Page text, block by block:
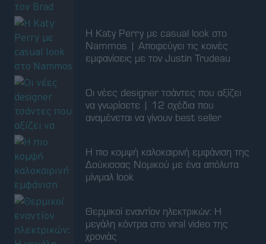
Η Katy Perry με casual look στo
Nammos | Aποφεύγει τις κοινές
εμφανίσεις με τον Justin Trudeau
Οι νέες designer τσάντες που αξίζει
να γνωρίσετε | 12 σχέδια που
αναμένεται να γίνουν best seller
Η πιο κομψή καλοκαιρινή εμφάνιση της
Δούκισσας Νομικού με ένα απόλυτα
μίνιμαλ look
Θερμικοί εναντίον ηλεκτρικών: Η
μεγάλη κόντρα στο viral video της
χρονιάς